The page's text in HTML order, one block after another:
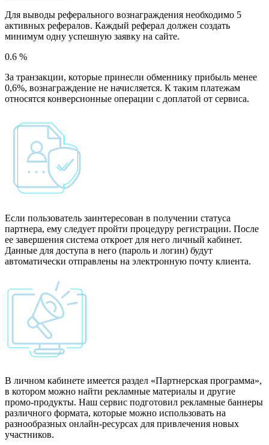
Для выводы реферального вознаграждения необходимо 5
активных рефералов. Каждый реферал должен создать
минимум одну успешную заявку на сайте.
0.6 %
За транзакции, которые принесли обменнику прибыль менее
0,6%, вознаграждение не начисляется. К таким платежам
относятся конверсионные операции с доплатой от сервиса.
Если пользователь заинтересован в получении статуса
партнера, ему следует пройти процедуру регистрации. После
ее завершения система откроет для него личный кабинет.
Данные для доступа в него (пароль и логин) будут
автоматически отправлены на электронную почту клиента.
В личном кабинете имеется раздел «Партнерская программа»,
в котором можно найти рекламные материалы и другие
промо-продукты. Наш сервис подготовил рекламные баннеры
различного формата, которые можно использовать на
разнообразных онлайн-ресурсах для привлечения новых
участников.